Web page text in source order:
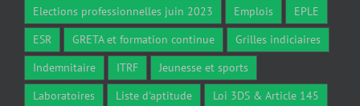
Elections professionnelles juin 2023
Emplois
EPLE
ESR
GRETA et formation continue
Grilles indiciaires
Indemnitaire
ITRF
Jeunesse et sports
Laboratoires
Liste d'aptitude
Loi 3DS & Article 145